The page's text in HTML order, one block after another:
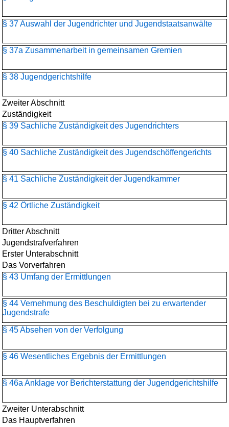
§ 37 Auswahl der Jugendrichter und Jugendstaatsanwälte
§ 37a Zusammenarbeit in gemeinsamen Gremien
§ 38 Jugendgerichtshilfe
Zweiter Abschnitt
Zuständigkeit
§ 39 Sachliche Zuständigkeit des Jugendrichters
§ 40 Sachliche Zuständigkeit des Jugendschöffengerichts
§ 41 Sachliche Zuständigkeit der Jugendkammer
§ 42 Örtliche Zuständigkeit
Dritter Abschnitt
Jugendstrafverfahren
Erster Unterabschnitt
Das Vorverfahren
§ 43 Umfang der Ermittlungen
§ 44 Vernehmung des Beschuldigten bei zu erwartender
Jugendstrafe
§ 45 Absehen von der Verfolgung
§ 46 Wesentliches Ergebnis der Ermittlungen
§ 46a Anklage vor Berichterstattung der Jugendgerichtshilfe
Zweiter Unterabschnitt
Das Hauptverfahren